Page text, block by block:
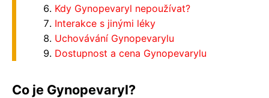
Kdy Gynopevaryl nepoužívat?
Interakce s jinými léky
Uchovávání Gynopevarylu
Dostupnost a cena Gynopevarylu
Co je Gynopevaryl?